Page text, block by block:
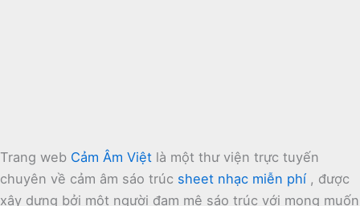
Trang web Cảm Âm Việt là một thư viện trực tuyến
chuyên về cảm âm sáo trúc sheet nhạc miễn phí , được
xây dựng bởi một người đam mê sáo trúc với mong muốn